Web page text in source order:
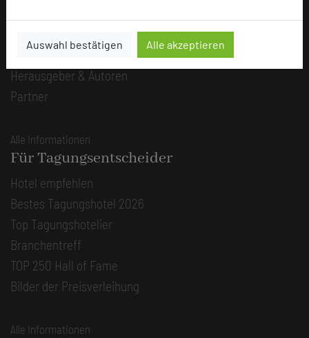
Auswahl bestätigen Alle akzeptieren
Herausgeber & Autoren
Partner
Alle Informationen
Für Tagungsentscheider
Hotel empfehlen
Bestes Tagungshotel 2026
Top Tagungshotelier
Branchentreff
TOP 250 Hall of Fame
Bilder der Preisverleihung
Alle Informationen